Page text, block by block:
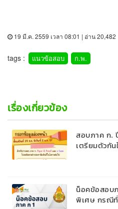
19 มี.ค. 2559 เวลา 08:01 | อ่าน 20,482
tags : แนวข้อสอบ ก.พ.
เรื่องเกี่ยวข้อง
สอบภาค ก.
เตรียมตัวกั
น็อคข้อสอบ
พิเศษ กรณีทั่